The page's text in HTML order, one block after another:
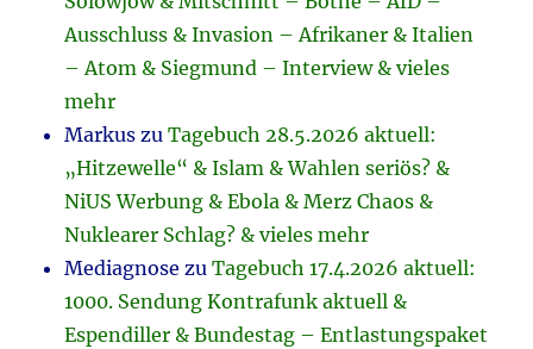
Ausschluss & Invasion – Afrikaner & Italien
– Atom & Siegmund – Interview & vieles
mehr
Markus zuTagebuch 28.5.2026 aktuell:
„Hitzewelle“ & Islam & Wahlen seriös? &
NiUS Werbung & Ebola & Merz Chaos &
Nuklearer Schlag? & vieles mehr
Mediagnose zuTagebuch 17.4.2026 aktuell:
1000. Sendung Kontrafunk aktuell &
Espendiller & Bundestag – Entlastungspaket